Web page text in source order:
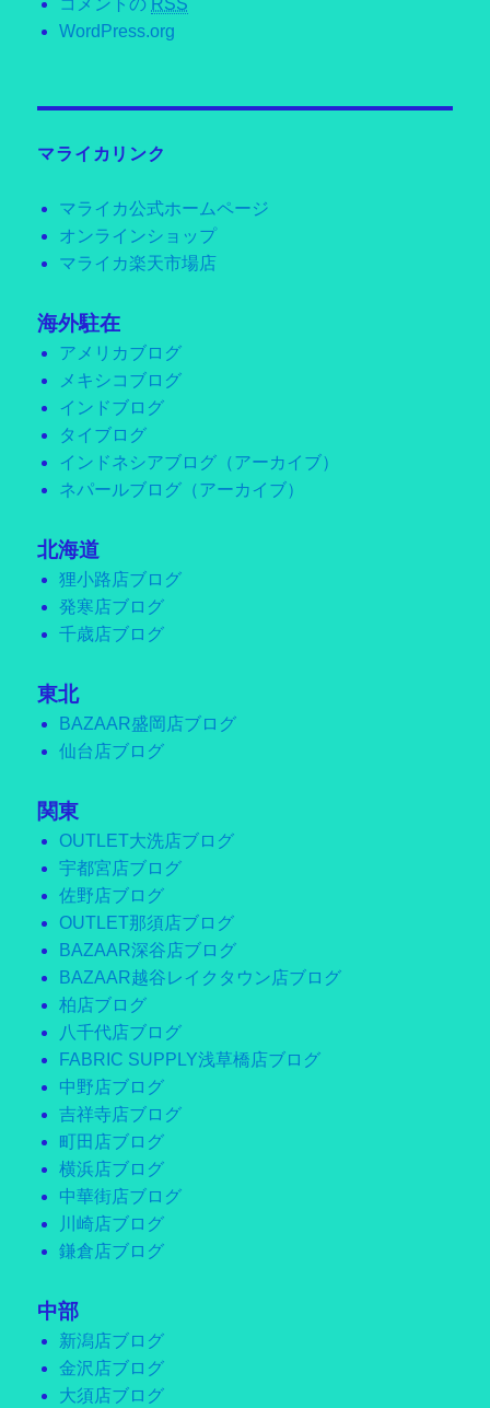
WordPress.org
マライカリンク
マライカ公式ホームページ
オンラインショップ
マライカ楽天市場店
海外駐在
アメリカブログ
メキシコブログ
インドブログ
タイブログ
インドネシアブログ（アーカイブ）
ネパールブログ（アーカイブ）
北海道
狸小路店ブログ
発寒店ブログ
千歳店ブログ
東北
BAZAAR盛岡店ブログ
仙台店ブログ
関東
OUTLET大洗店ブログ
宇都宮店ブログ
佐野店ブログ
OUTLET那須店ブログ
BAZAAR深谷店ブログ
BAZAAR越谷レイクタウン店ブログ
柏店ブログ
八千代店ブログ
FABRIC SUPPLY浅草橋店ブログ
中野店ブログ
吉祥寺店ブログ
町田店ブログ
横浜店ブログ
中華街店ブログ
川崎店ブログ
鎌倉店ブログ
中部
新潟店ブログ
金沢店ブログ
大須店ブログ